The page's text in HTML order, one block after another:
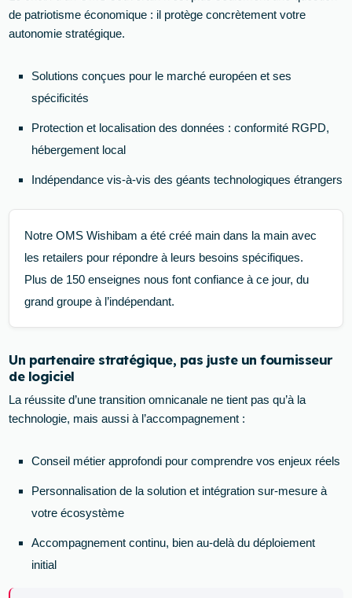
de patriotisme économique : il protège concrètement votre
autonomie stratégique.
Solutions conçues pour le marché européen et ses
spécificités
Protection et localisation des données : conformité RGPD,
hébergement local
Indépendance vis-à-vis des géants technologiques étrangers
Notre OMS Wishibam a été créé main dans la main avec
les retailers pour répondre à leurs besoins spécifiques.
Plus de 150 enseignes nous font confiance à ce jour, du
grand groupe à l’indépendant.
Un partenaire stratégique, pas juste un fournisseur
de logiciel
La réussite d’une transition omnicanale ne tient pas qu’à la
technologie, mais aussi à l’accompagnement :
Conseil métier approfondi pour comprendre vos enjeux réels
Personnalisation de la solution et intégration sur-mesure à
votre écosystème
Accompagnement continu, bien au-delà du déploiement
initial